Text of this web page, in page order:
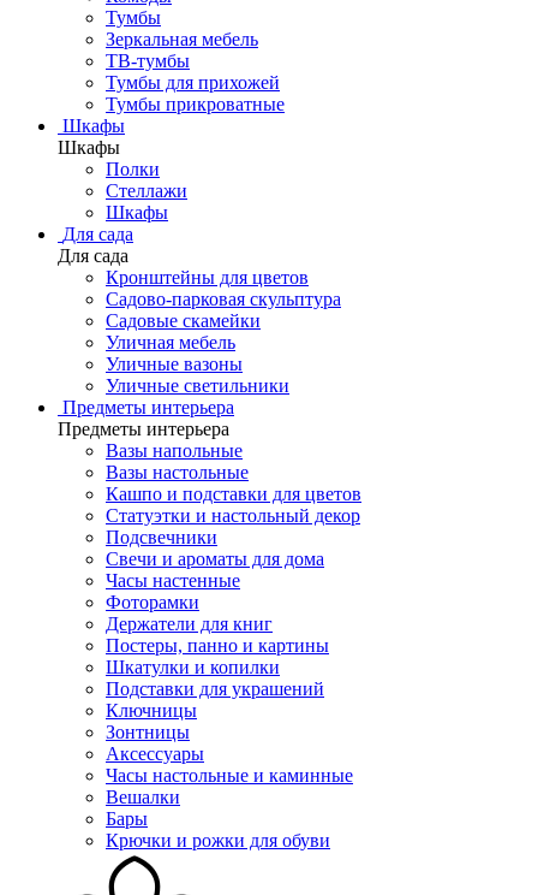
Тумбы
Зеркальная мебель
ТВ-тумбы
Тумбы для прихожей
Тумбы прикроватные
Шкафы
Шкафы
Полки
Стеллажи
Шкафы
Для сада
Для сада
Кронштейны для цветов
Садово-парковая скульптура
Садовые скамейки
Уличная мебель
Уличные вазоны
Уличные светильники
Предметы интерьера
Предметы интерьера
Вазы напольные
Вазы настольные
Кашпо и подставки для цветов
Статуэтки и настольный декор
Подсвечники
Свечи и ароматы для дома
Часы настенные
Фоторамки
Держатели для книг
Постеры, панно и картины
Шкатулки и копилки
Подставки для украшений
Ключницы
Зонтницы
Аксессуары
Часы настольные и каминные
Вешалки
Бары
Крючки и рожки для обуви